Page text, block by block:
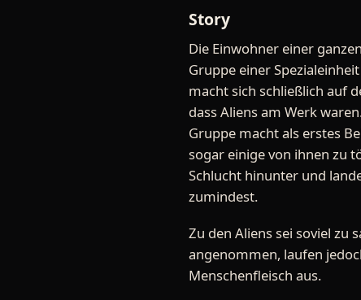
Story
Die Einwohner einer
Gruppe einer
macht sich schließlich auf
dass Aliens am Werk
Gruppe macht als erstes
sogar einige von ihnen zu
Schlucht hinunter und
zumindest.
Zu den Aliens sei soviel zu
angenommen, laufen
Menschenfleisch aus.